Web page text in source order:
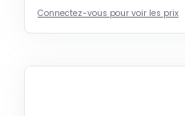
Connectez-vous pour voir les prix